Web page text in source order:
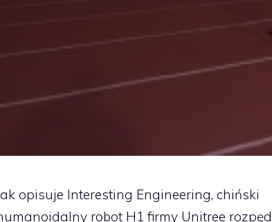
opisuje Interesting Engineering, chiński
robot H1 firmy Unitree